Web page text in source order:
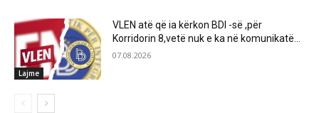
Lajme
VLEN atë që ia kërkon BDI -së ,për
Korridorin 8,vetë nuk e ka në komunikatë…
07.08.2026